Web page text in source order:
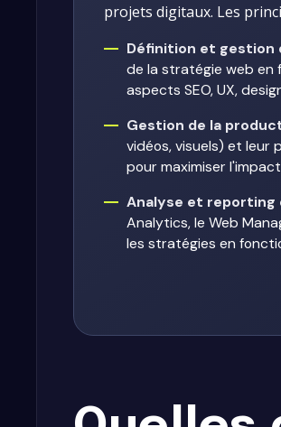
projets digitaux. Les
Définition et gestion
de la stratégie web en
aspects SEO, UX,
Gestion de la
vidéos, visuels) et leur
pour maximiser
Analyse et reporting
Analytics, le Web
les stratégies en